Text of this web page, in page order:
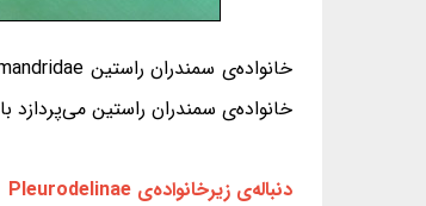
خانواده‌ی سمندران راستین می‌پردازد با ۲۸ گونه (از ۸۱ گونه) آشنا می‌شویم.
دنباله‌ی زیرخانواده‌ی Pleurodelinae